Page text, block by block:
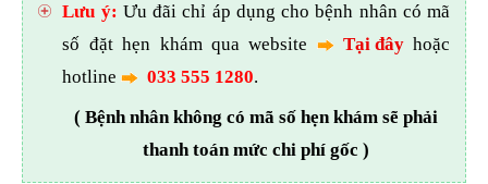
Lưu ý: Ưu đãi chỉ áp dụng cho bệnh nhân có mã
số đặt hẹn khám qua website
Tại đâyhoặc
hotline
033 555 1280.
( Bệnh nhân không có mã số hẹn khám sẽ phải
thanh toán mức chi phí gốc )